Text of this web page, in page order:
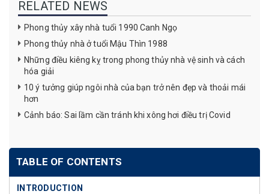
RELATED NEWS
Phong thủy xây nhà tuổi 1990 Canh Ngọ
Phong thủy nhà ở tuổi Mậu Thìn 1988
Những điều kiêng kỵ trong phong thủy nhà vệ sinh và cách
hóa giải
10 ý tưởng giúp ngôi nhà của bạn trở nên đẹp và thoải mái
hơn
Cảnh báo: Sai lầm cần tránh khi xông hơi điều trị Covid
TABLE OF CONTENTS
INTRODUCTION